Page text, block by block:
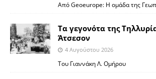
Από Geoeurope: H ομάδα της
Τα γεγονότα της
Άτσεσον
4 Αυγούστου 2026
Toυ Γιαννάκη Λ. Ομήρου